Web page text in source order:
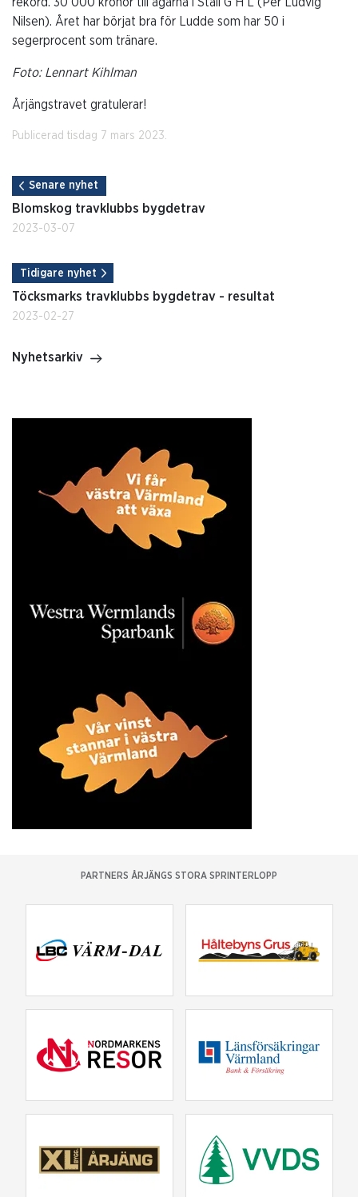
Nilsen). Året har börjat bra för Ludde som har 50 i
segerprocent som tränare.
Foto: Lennart Kihlman
Årjängstravet gratulerar!
Publicerad tisdag 7 mars 2023.
Senare nyhet
Blomskog travklubbs bygdetrav
2023-03-07
Tidigare nyhet
Töcksmarks travklubbs bygdetrav - resultat
2023-02-27
Nyhetsarkiv
PARTNERS ÅRJÄNGS STORA SPRINTERLOPP